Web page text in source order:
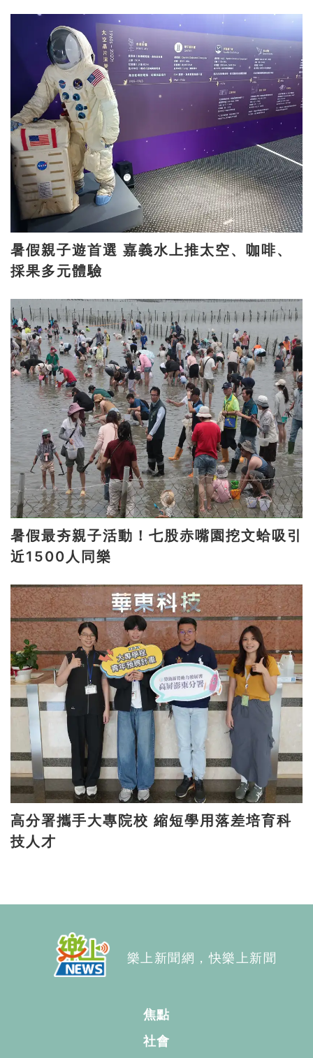
暑假親子遊首選 嘉義水上推太空、咖啡、
採果多元體驗
暑假最夯親子活動！七股赤嘴園挖文蛤吸引
近1500人同樂
高分署攜手大專院校 縮短學用落差培育科
技人才
樂上新聞網，快樂上新聞
焦點
社會